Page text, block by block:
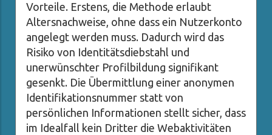
Vorteile. Erstens, die Methode erlaubt
Altersnachweise, ohne dass ein Nutzerkonto
angelegt werden muss. Dadurch wird das
Risiko von Identitätsdiebstahl und
unerwünschter Profilbildung signifikant
gesenkt. Die Übermittlung einer anonymen
Identifikationsnummer statt von
persönlichen Informationen stellt sicher, dass
im Idealfall kein Dritter die Webaktivitäten